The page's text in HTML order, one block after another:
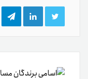
توییتر لینکدینتلگرام